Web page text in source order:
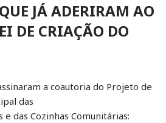
JÁ ADERIRAM AO
DE CRIAÇÃO DO
a coautoria do Projeto de
das
das Cozinhas Comunitárias: